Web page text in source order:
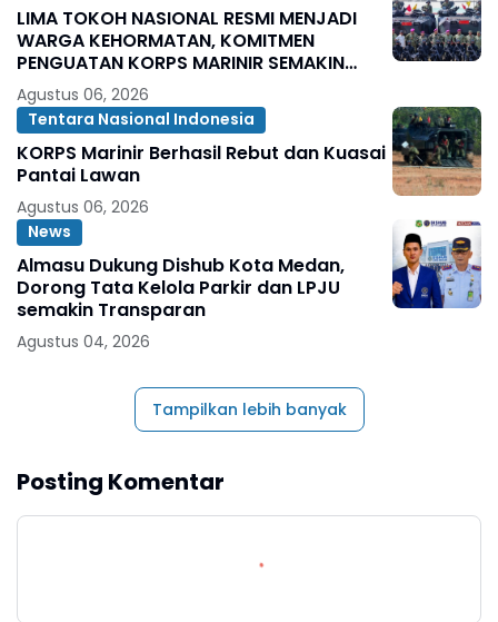
LIMA TOKOH NASIONAL RESMI MENJADI
WARGA KEHORMATAN, KOMITMEN
PENGUATAN KORPS MARINIR SEMAKIN
SOLID
Agustus 06, 2026
Tentara Nasional Indonesia
KORPS Marinir Berhasil Rebut dan Kuasai
Pantai Lawan
Agustus 06, 2026
News
Almasu Dukung Dishub Kota Medan,
Dorong Tata Kelola Parkir dan LPJU
semakin Transparan
Agustus 04, 2026
Tampilkan lebih banyak
Posting Komentar